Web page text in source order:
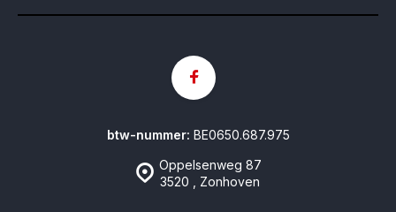
Oppelsenweg 87
3520 , Zonhoven
btw-nummer: BE0650.687.975